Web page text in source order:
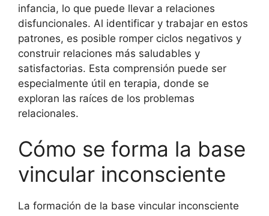
infancia, lo que puede llevar a relaciones
disfuncionales. Al identificar y trabajar en estos
patrones, es posible romper ciclos negativos y
construir relaciones más saludables y
satisfactorias. Esta comprensión puede ser
especialmente útil en terapia, donde se
exploran las raíces de los problemas
relacionales.
Cómo se forma la base
vincular inconsciente
La formación de la base vincular inconsciente